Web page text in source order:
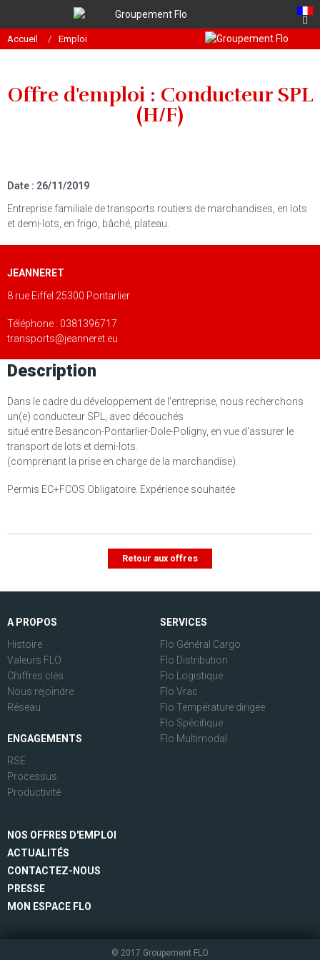
Accueil Emploi
Offre d'emploi : Conducteur SPL
(H/F)
Date : 26/11/2019
Entreprise familiale de transports routiers de marchandises, en lots
et demi-lots, en frigo, bâché, plateau.
JEANNERET
8 rue Eiffel 25300 Pontarlier
Téléphone : 0381396717
transports@jeanneret.eu
Description
Dans le cadre du développement de l’entreprise, nous recherchons
un(e) conducteur SPL, avec découchés
situé entre Besancon-Pontarlier-Dole-Poligny, en vue d'assurer le
transport de lots et demi-lots.
(comprenant la prise en charge de la marchandise).
Permis EC+FCOS Obligatoire. Expérience souhaitée
Retour aux offres
A PROPOS
Histoire
Valeurs FLO
Chiffres clés
Nous rejoindre
Réseau
ENGAGEMENTS
RSE
Processus
Productivité
SERVICES
Flo Général Cargo
Flo Distribution
Flo Logistique
Flo Vrac
Flo Température dirigée
Flo Spécifique
Flo Multimodal
NOS OFFRES D'EMPLOI
ACTUALITÉS
CONTACTEZ-NOUS
PRESSE
MON ESPACE FLO
© 2017 Groupement FLO